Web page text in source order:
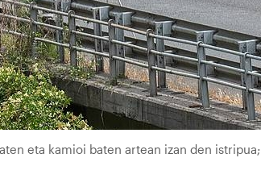
eta kamioi baten artean izan den istripua;